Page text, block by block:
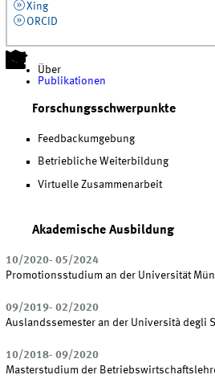
Xing
ORCID
Über
Publikationen
Forschungsschwerpunkte
Feedbackumgebung
Betriebliche Weiterbildung
Virtuelle Zusammenarbeit
Akademische Ausbildung
10/2020- 05/2024
Promotionsstudium an der Universität
09/2019- 02/2020
Auslandssemester an der Università degli
10/2018- 09/2020
Masterstudium der